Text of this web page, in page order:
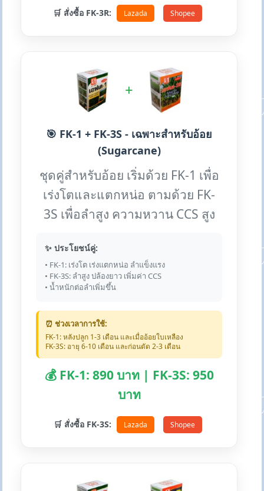
🛒 สั่งซื้อ FK-3R: Lazada Shopee
+
🎯 FK-1 + FK-3S - เฉพาะสำหรับอ้อย
(Sugarcane)
ชุดคู่สำหรับอ้อย เริ่มด้วย FK-1 เพื่อ
เร่งโตและแตกหน่อ ตามด้วย FK-
3S เพื่อลำสูง ความหวาน CCS สูง
✨ ประโยชน์คู่:
• FK-1: เร่งโต เร่งแตกหน่อ ลำแข็งแรง
• FK-3S: ลำสูง ปล้องยาว เพิ่มค่า CCS
• น้ำหนักต่อลำเพิ่มขึ้น
⏰ ช่วงเวลาการใช้:
FK-1: หลังปลูก 1-3 เดือน และเมื่ออ้อยใบเหลือง
FK-3S: อายุ 6-10 เดือน และก่อนตัด 2-3 เดือน
💰 FK-1: 890 บาท | FK-3S: 950
บาท
🛒 สั่งซื้อ FK-3S: Lazada Shopee